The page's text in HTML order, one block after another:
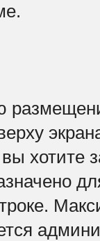
хотите